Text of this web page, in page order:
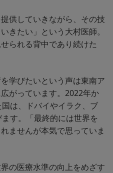
供していきながら、その技
きたい」という大村医師。
られる背中であり続けた
学びたいという声は東南ア
がっています。2022年か
は、ドバイやイラク、ブ
す。「最終的には世界を
ませんが本気で思っていま
の医療水準の向上をめざす